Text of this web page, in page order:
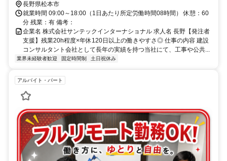
長野県松本市
就業時間 09:00～18:00（1日あたり所定労働時間08時間） 休憩：60
分 残業：有 備考：
企業名 株式会社サンテックインターナショナル 求人名 長野【発注者
支援】残業20h程度×年休120日以上の働きやすさ◎ 仕事の内容 建設
コンサルタント会社として長年の実績を持つ当社にて、工事や公共...
業界未経験者歓迎 固定時間制 土日祝休み
アルバイト・パート